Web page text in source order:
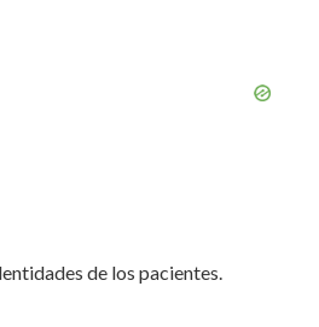
de los pacientes.